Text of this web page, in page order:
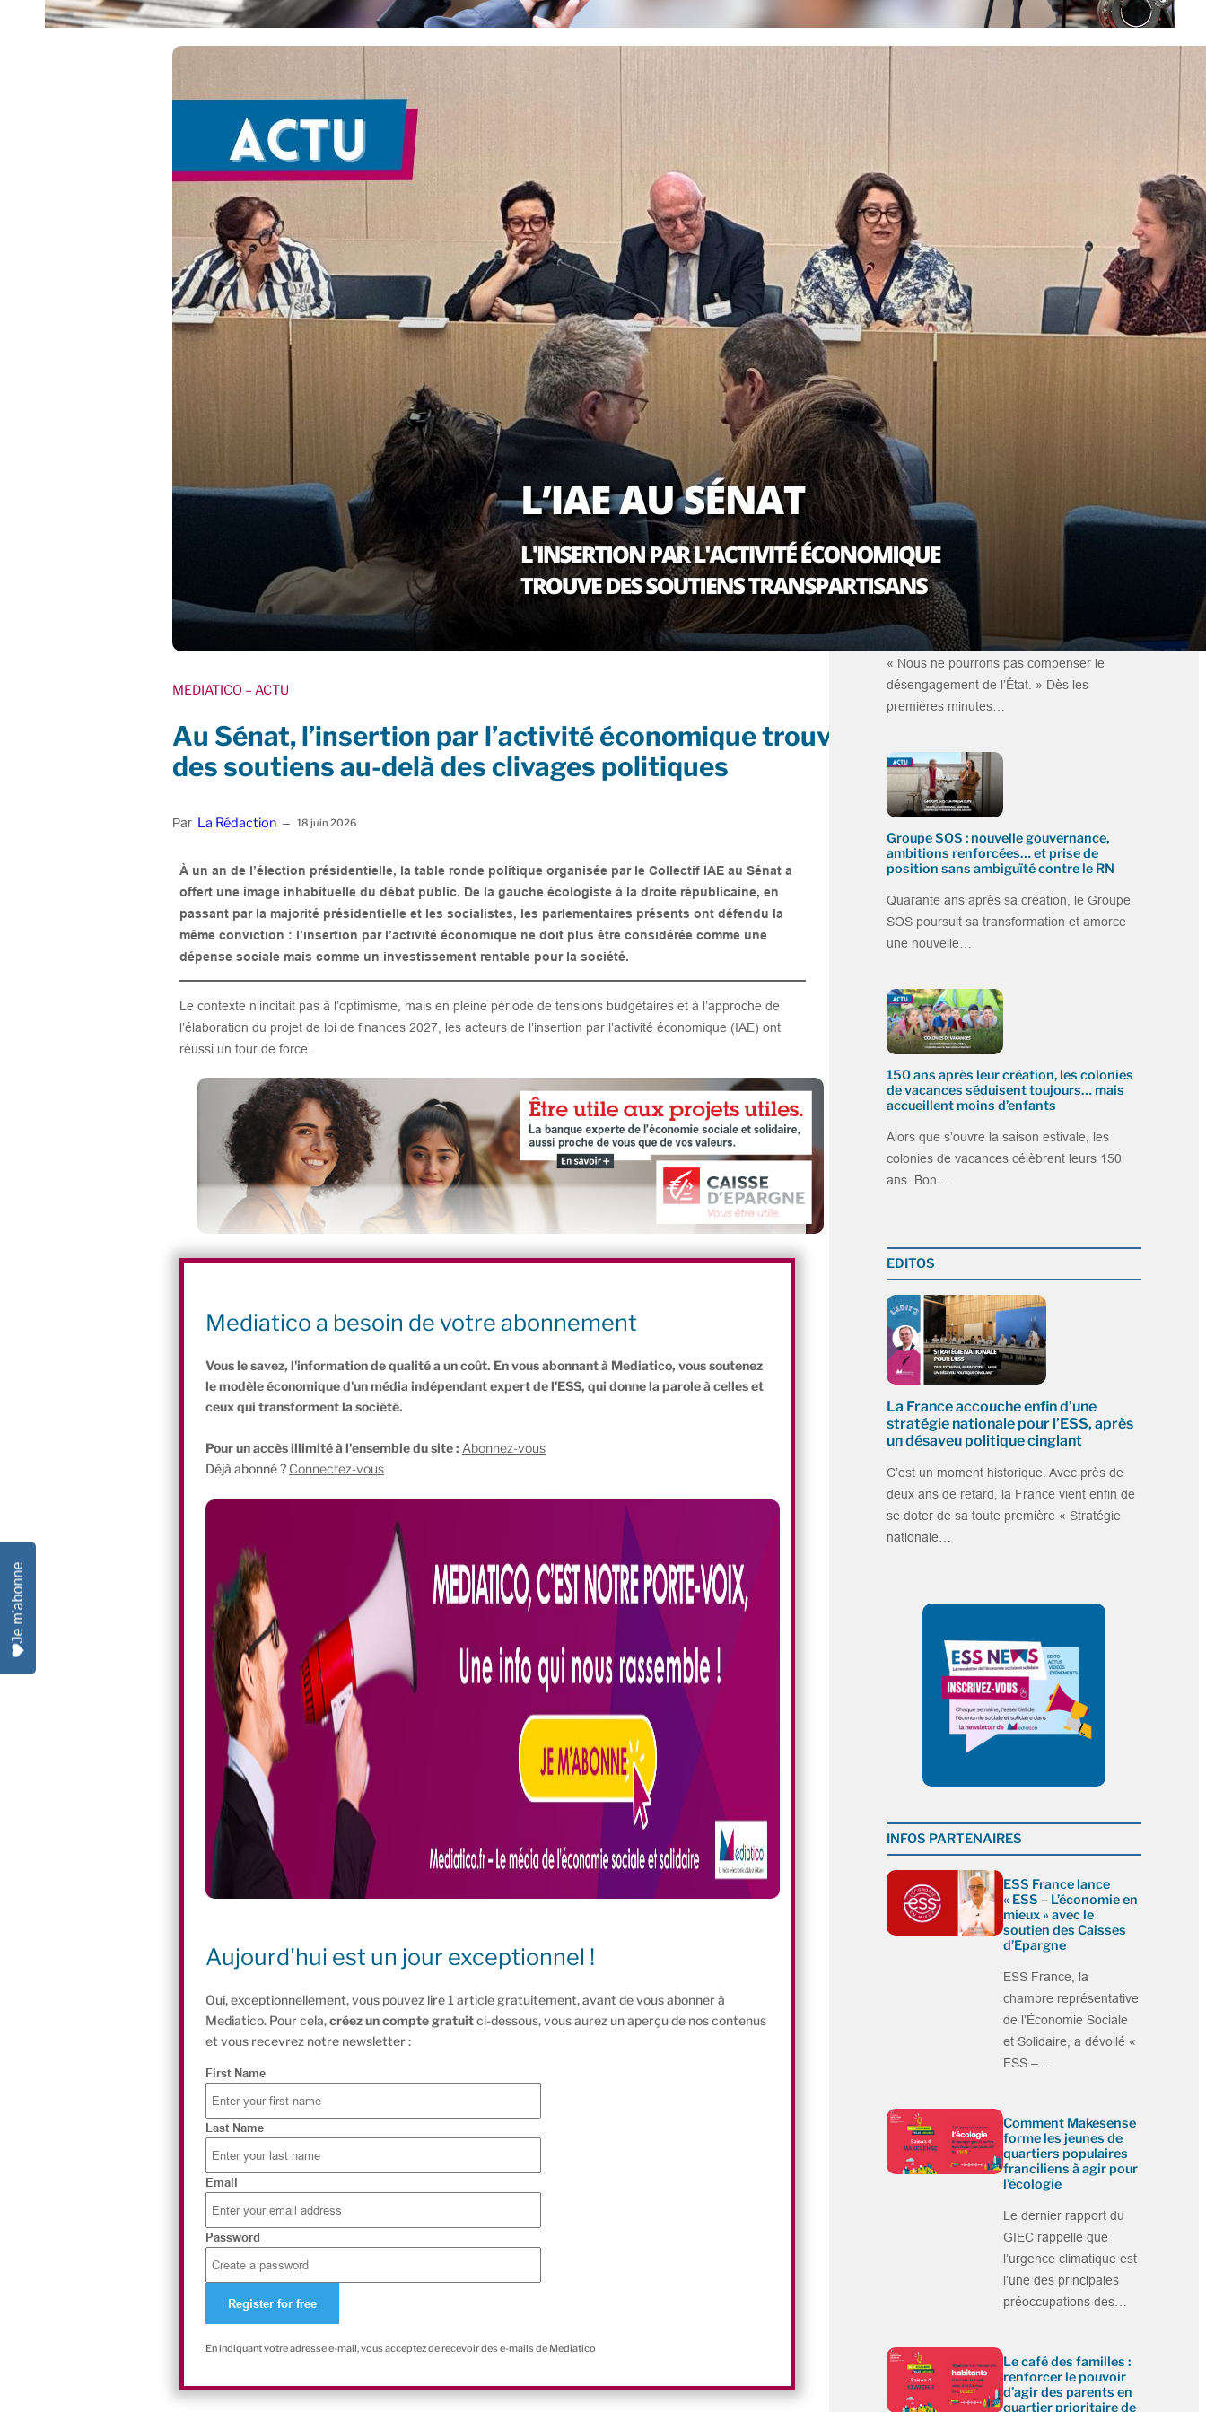
MEDIATICO – ACTU
Au Sénat, l’insertion par l’activité économique trouve
des soutiens au-delà des clivages politiques
Par La Rédaction – 18 juin 2026
À un an de l’élection présidentielle, la table ronde politique organisée par le Collectif IAE au Sénat a
offert une image inhabituelle du débat public. De la gauche écologiste à la droite républicaine, en
passant par la majorité présidentielle et les socialistes, les parlementaires présents ont défendu la
même conviction : l’insertion par l’activité économique ne doit plus être considérée comme une
dépense sociale mais comme un investissement rentable pour la société.
Le contexte n’incitait pas à l’optimisme, mais en pleine période de tensions budgétaires et à l’approche de
l’élaboration du projet de loi de finances 2027, les acteurs de l’insertion par l’activité économique (IAE) ont
réussi un tour de force.
Réunis le 1er juin à l’initiative du Collectif IAE et de CHANTIER école, ils avaient choisi le Sénat pour porter
un levier stratégique des transitions sociales et écologiques.
Mediatico a besoin de votre abonnement
Vous le savez, l'information de qualité a un coût. En vous abonnant à Mediatico, vous soutenez
le modèle économique d'un média indépendant expert de l'ESS, qui donne la parole à celles et
ceux qui transforment la société.
Pour un accès illimité à l'ensemble du site : Abonnez-vous
Déjà abonné ? Connectez-vous
Aujourd'hui est un jour exceptionnel !
Oui, exceptionnellement, vous pouvez lire 1 article gratuitement, avant de vous abonner à
Mediatico. Pour cela,créez un compte gratuitci-dessous, vous aurez un aperçu de nos contenus
et vous recevrez notre newsletter :
First Name
Last Name
Email
Password
En indiquant votre adresse e-mail, vous acceptez de recevoir des e-mails de Mediatico
Prénom*
Vérifiez vos mails pour confirmer
Plus dans la catégorie ACTU
Comment Paris veut changer les règles
du jeu de l’ESS
« Nous ne pourrons pas compenser le
désengagement de l’État. » Dès les
premières minutes…
Groupe SOS : nouvelle gouvernance,
ambitions renforcées… et prise de
position sans ambiguïté contre le RN
Quarante ans après sa création, le Groupe
SOS poursuit sa transformation et amorce
une nouvelle…
150 ans après leur création, les colonies
de vacances séduisent toujours… mais
accueillent moins d’enfants
Alors que s’ouvre la saison estivale, les
colonies de vacances célèbrent leurs 150
ans. Bon…
EDITOS
La France accouche enfin d’une
stratégie nationale pour l’ESS, après
un désaveu politique cinglant
C’est un moment historique. Avec près de
deux ans de retard, la France vient enfin de
se doter de sa toute première « Stratégie
nationale…
INFOS PARTENAIRES
ESS France lance
« ESS – L’économie en
mieux » avec le
soutien des Caisses
d’Epargne
ESS France, la
chambre représentative
de l’Économie Sociale
et Solidaire, a dévoilé «
ESS –…
Comment Makesense
forme les jeunes de
quartiers populaires
franciliens à agir pour
l’écologie
Le dernier rapport du
GIEC rappelle que
l’urgence climatique est
l’une des principales
préoccupations des…
Le café des familles :
renforcer le pouvoir
d’agir des parents en
quartier prioritaire de
Je m'abonne